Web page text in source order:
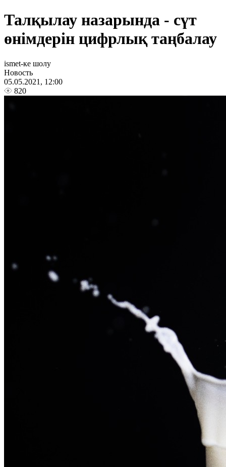
Талқылау назарында - сүт
өнімдерін цифрлық таңбалау
ismet-ке шолу
Новость
05.05.2021, 12:00
820